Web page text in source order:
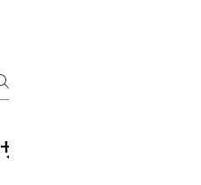
サービスについて